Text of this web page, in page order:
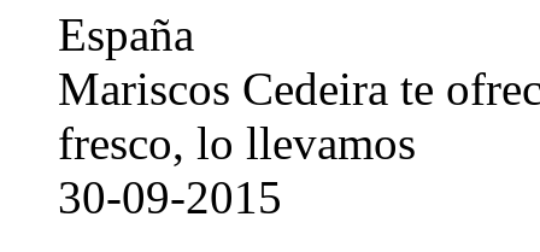
España
Mariscos Cedeira te
fresco, lo llevamos
30-09-2015